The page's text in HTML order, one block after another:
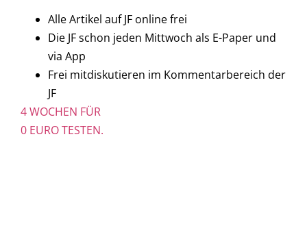
Alle Artikel auf JF online frei
Die JF schon jeden Mittwoch als E-Paper und
via App
Frei mitdiskutieren im Kommentarbereich der
JF
4 WOCHEN FÜR
0 EURO TESTEN.